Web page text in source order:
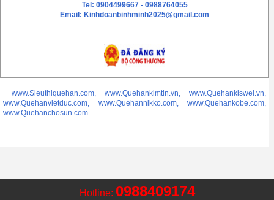
0988409174
Tel: 0904499667 - 0988764055
Email: Kinhdoanbinhminh2025@gmail.com
www.Sieuthiquehan.com, www.Quehankimtin.vn, www.Quehankiswel.vn,
www.Quehanvietduc.com, www.Quehannikko.com, www.Quehankobe.com,
www.Quehanchosun.com